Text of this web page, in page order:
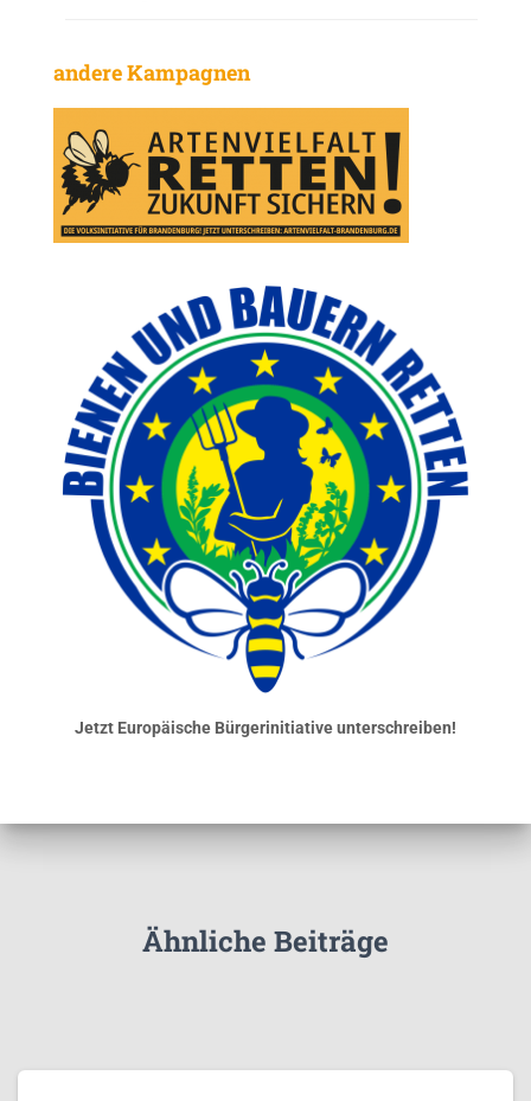
andere Kampagnen
Jetzt Europäische Bürgerinitiative unterschreiben!
Ähnliche Beiträge